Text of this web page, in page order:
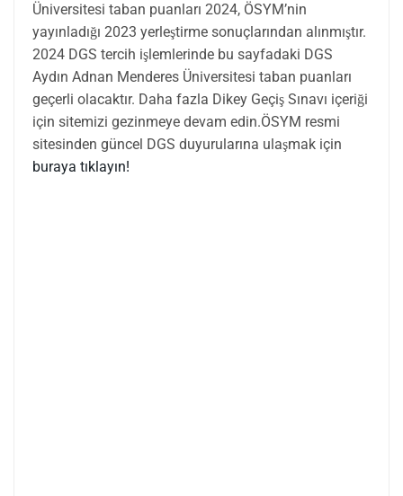
Üniversitesi taban puanları 2024, ÖSYM’nin
yayınladığı 2023 yerleştirme sonuçlarından alınmıştır.
2024 DGS tercih işlemlerinde bu sayfadaki DGS
Aydın Adnan Menderes Üniversitesi taban puanları
geçerli olacaktır. Daha fazla Dikey Geçiş Sınavı içeriği
için sitemizi gezinmeye devam edin.ÖSYM resmi
sitesinden güncel DGS duyurularına ulaşmak için
buraya tıklayın!